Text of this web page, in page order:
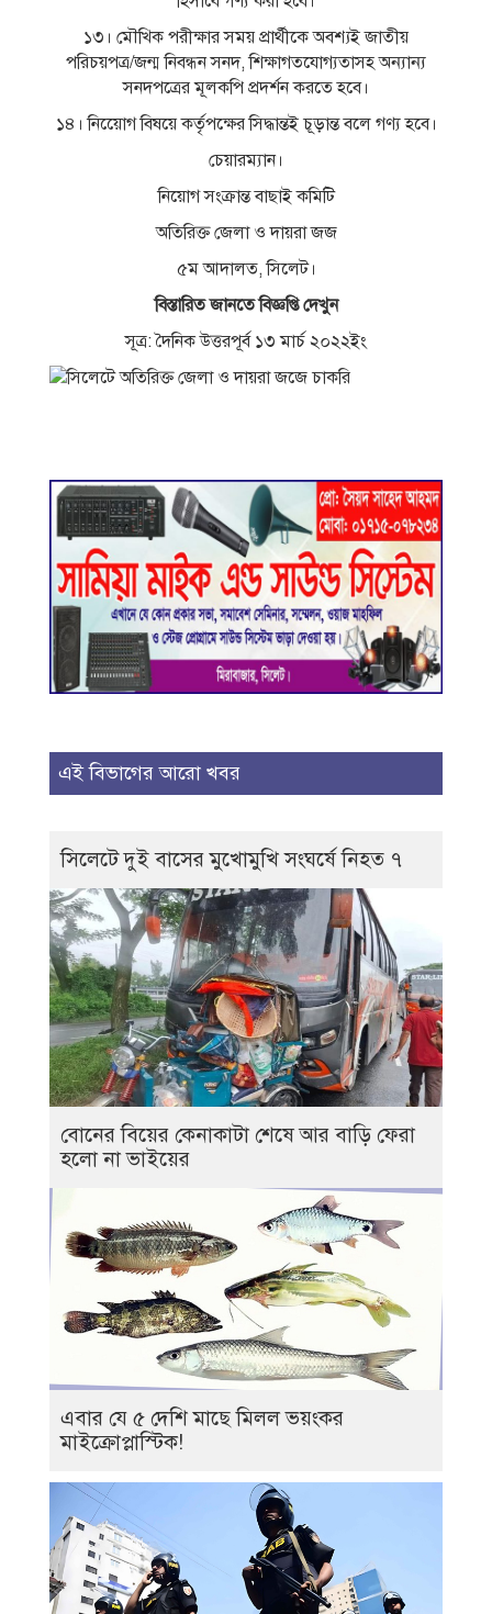
১৩। মৌখিক পরীক্ষার সময় প্রার্থীকে অবশ্যই জাতীয়
পরিচয়পত্র/জন্ম নিবন্ধন সনদ, শিক্ষাগতযােগ্যতাসহ অন্যান্য
সনদপত্রের মূলকপি প্রদর্শন করতে হবে।
১৪। নিয়োেগ বিষয়ে কর্তৃপক্ষের সিদ্ধান্তই চূড়ান্ত বলে গণ্য হবে।
চেয়ারম্যান।
নিয়ােগ সংক্রান্ত বাছাই কমিটি
অতিরিক্ত জেলা ও দায়রা জজ
৫ম আদালত, সিলেট।
বিস্তারিত জানতে বিজ্ঞপ্তি দেখুন
সূত্র: দৈনিক উত্তরপূর্ব ১৩ মার্চ ২০২২ইং
এই বিভাগের আরো খবর
সিলেটে দুই বাসের মুখোমুখি সংঘর্ষে নিহত ৭
বোনের বিয়ের কেনাকাটা শেষে আর বাড়ি ফেরা
হলো না ভাইয়ের
এবার যে ৫ দেশি মাছে মিলল ভয়ংকর
মাইক্রোপ্লাস্টিক!